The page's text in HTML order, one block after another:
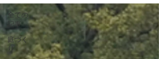
全ての
記事
庭づく
り